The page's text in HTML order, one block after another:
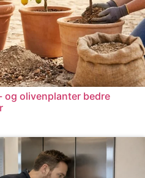
olivenplanter bedre